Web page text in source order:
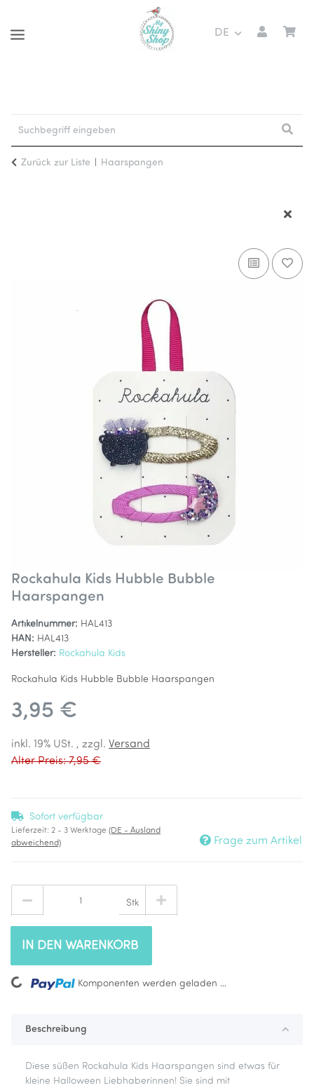
DE
Zurück zur Liste Haarspangen
Rockahula Kids Hubble Bubble
Haarspangen
Artikelnummer: HAL413
HAN: HAL413
Hersteller: Rockahula Kids
Rockahula Kids Hubble Bubble Haarspangen
3,95 €
inkl. 19% USt. , zzgl. Versand
Alter Preis: 7,95 €
Sofort verfügbar
Lieferzeit: 2 - 3 Werktage (DE - Ausland
abweichend)
Frage zum Artikel
Stk
IN DEN WARENKORB
Loading... Komponenten werden geladen ...
Beschreibung
Diese süßen Rockahula Kids Haarspangen sind etwas für
kleine Halloween Liebhaberinnen! Sie sind mit